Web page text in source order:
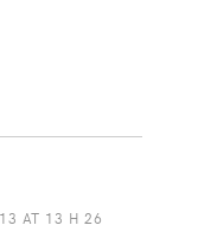
AT 13 H 26